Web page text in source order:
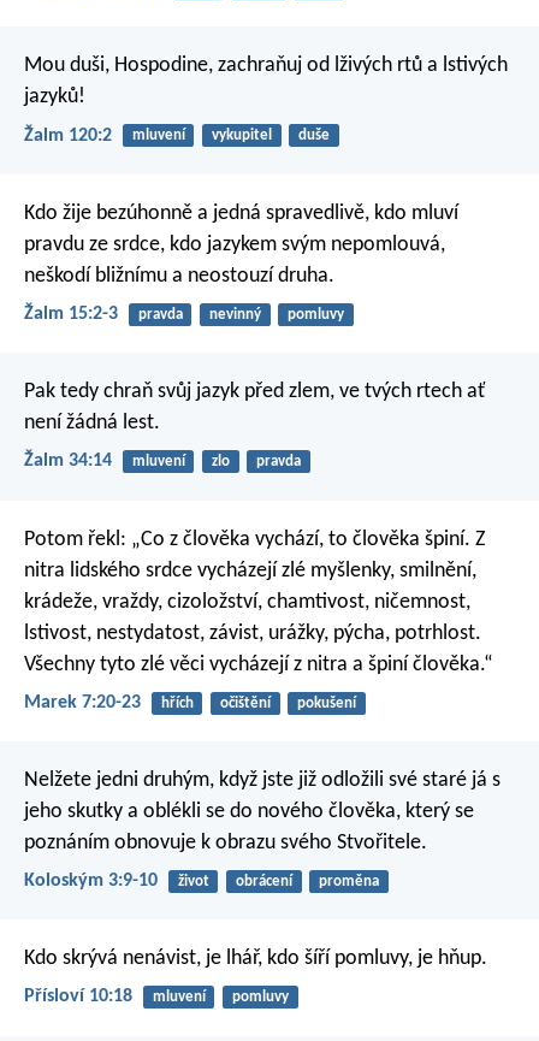
Mou duši, Hospodine, zachraňuj od lživých rtů a lstivých
jazyků!
Žalm 120:2 mluvení vykupitel duše
Kdo žije bezúhonně a jedná spravedlivě, kdo mluví
pravdu ze srdce, kdo jazykem svým nepomlouvá,
neškodí bližnímu a neostouzí druha.
Žalm 15:2-3 pravda nevinný pomluvy
Pak tedy chraň svůj jazyk před zlem, ve tvých rtech ať
není žádná lest.
Žalm 34:14 mluvení zlo pravda
Potom řekl: „Co z člověka vychází, to člověka špiní. Z
nitra lidského srdce vycházejí zlé myšlenky, smilnění,
krádeže, vraždy, cizoložství, chamtivost, ničemnost,
lstivost, nestydatost, závist, urážky, pýcha, potrhlost.
Všechny tyto zlé věci vycházejí z nitra a špiní člověka.“
Marek 7:20-23 hřích očištění pokušení
Nelžete jedni druhým, když jste již odložili své staré já s
jeho skutky a oblékli se do nového člověka, který se
poznáním obnovuje k obrazu svého Stvořitele.
Koloským 3:9-10 život obrácení proměna
Kdo skrývá nenávist, je lhář, kdo šíří pomluvy, je hňup.
Přísloví 10:18 mluvení pomluvy